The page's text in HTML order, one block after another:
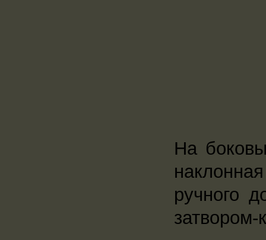
На
ручного